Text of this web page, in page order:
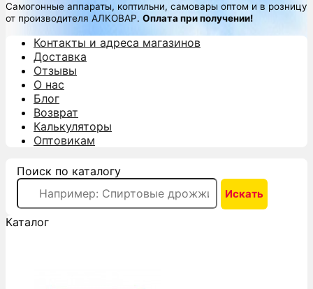
Самогонные аппараты, коптильни, самовары оптом и в розницу
от производителя АЛКОВАР. Оплата при получении!
Контакты и адреса магазинов
Доставка
Отзывы
О нас
Блог
Возврат
Калькуляторы
Оптовикам
Поиск по каталогу
Каталог